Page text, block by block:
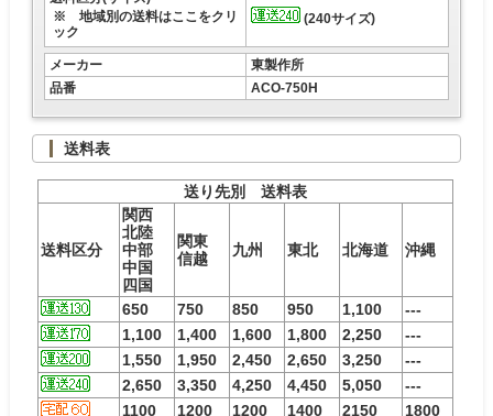
※ 地域別の送料はここをクリ
ック
(240サイズ)
メーカー
東製作所
品番
ACO-750H
送料表
送り先別 送料表
送料区分
関西
北陸
中部
中国
四国
関東
信越
九州 東北 北海道 沖縄
650 750 850 950 1,100
---
1,100
1,400 1,600 1,800 2,250
---
1,550
1,950 2,450 2,650 3,250
---
2,650
3,350 4,250 4,450 5,050
---
1100
1200 1200 1400 2150
1800